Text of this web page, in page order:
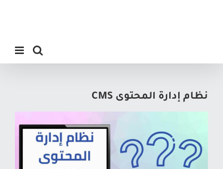
p
نظام إدارة المحتوى CMS